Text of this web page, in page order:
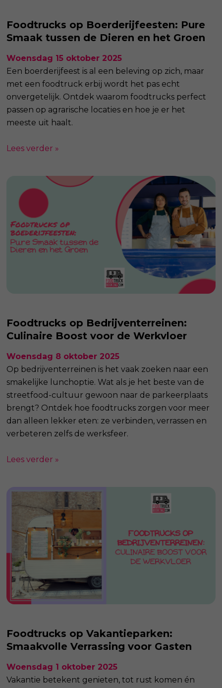
Foodtrucks op Boerderijfeesten: Pure
Smaak tussen de Dieren en het Groen
Woensdag 15 oktober 2025
Een boerderijfeest is al een beleving op zich, maar
met een foodtruck erbij wordt het pas echt
onvergetelijk. Ontdek waarom foodtrucks perfect
passen op agrarische locaties en hoe je er het
meeste uit haalt.
Lees verder »
Foodtrucks op Bedrijventerreinen:
Culinaire Boost voor de Werkvloer
Woensdag 8 oktober 2025
Op bedrijventerreinen is het vaak zoeken naar een
smakelijke lunchoptie. Wat als je het beste van de
streetfood-cultuur gewoon naar de parkeerplaats
brengt? Ontdek hoe foodtrucks zorgen voor meer
dan alleen lekker eten: ze verbinden, verrassen en
verbeteren zelfs de werksfeer.
Lees verder »
Foodtrucks op Vakantieparken:
Smaakvolle Verrassing voor Gasten
Woensdag 1 oktober 2025
Vakantie betekent genieten, tot rust komen én